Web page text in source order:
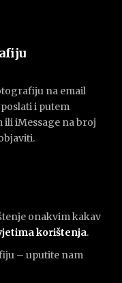
na email
i putem
ili iMessage na broj
onakvim kakav
korištenja.
– uputite nam